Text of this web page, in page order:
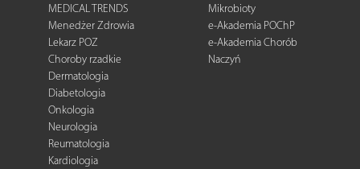
MEDICAL TRENDS
Menedżer Zdrowia
Lekarz POZ
Choroby rzadkie
Dermatologia
Diabetologia
Onkologia
Neurologia
Reumatologia
Kardiologia
Mikrobioty
e-Akademia POChP
e-Akademia Chorób
Naczyń